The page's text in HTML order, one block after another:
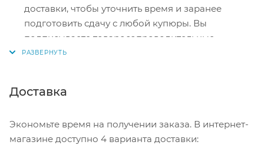
доставки, чтобы уточнить время и заранее
подготовить сдачу с любой купюры. Вы
подписываете товаросопроводительные
документы, вносите денежные средства,
перенаправит вас на сервер системы ASSIST.
Здесь нужно ввести номер карты, срок действия
Доставка
Экономьте время на получении заказа. В интернет-
магазине доступно 4 варианта доставки: